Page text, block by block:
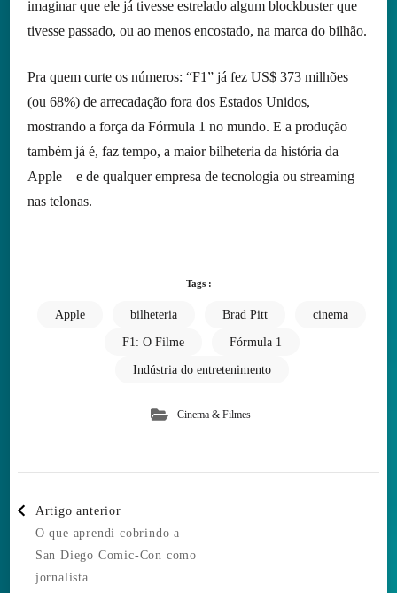
imaginar que ele já tivesse estrelado algum blockbuster que
tivesse passado, ou ao menos encostado, na marca do bilhão.
Pra quem curte os números: “F1” já fez US$ 373 milhões
(ou 68%) de arrecadação fora dos Estados Unidos,
mostrando a força da Fórmula 1 no mundo. E a produção
também já é, faz tempo, a maior bilheteria da história da
Apple – e de qualquer empresa de tecnologia ou streaming
nas telonas.
Tags :
Apple bilheteria Brad Pitt cinema
F1: O Filme Fórmula 1
Indústria do entretenimento
Cinema & Filmes
Post
Navigation
Artigo anterior
O que aprendi cobrindo a
San Diego Comic-Con como
jornalista